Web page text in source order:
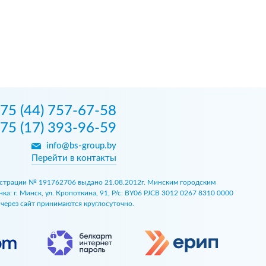
(44) 757-67-58
(17) 393-96-59
info@bs-group.by
Перейти в контакты
№ 191762706 выдано 21.08.2012г. Минским городским
г. Минск, ул. Кропоткина, 91, Р/с: BY06 PJCB 3012 0267 8310 0000
сайт принимаются круглосуточно.